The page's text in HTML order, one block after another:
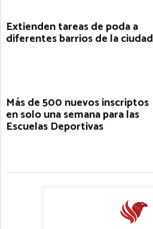
Extienden tareas de poda a
diferentes barrios de la ciudad
Más de 500 nuevos inscriptos
en solo una semana para las
Escuelas Deportivas